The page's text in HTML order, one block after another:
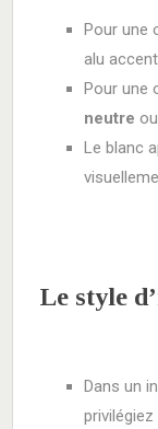
Pour une
alu
Pour une
neutre
Le blanc
Le style
Dans un